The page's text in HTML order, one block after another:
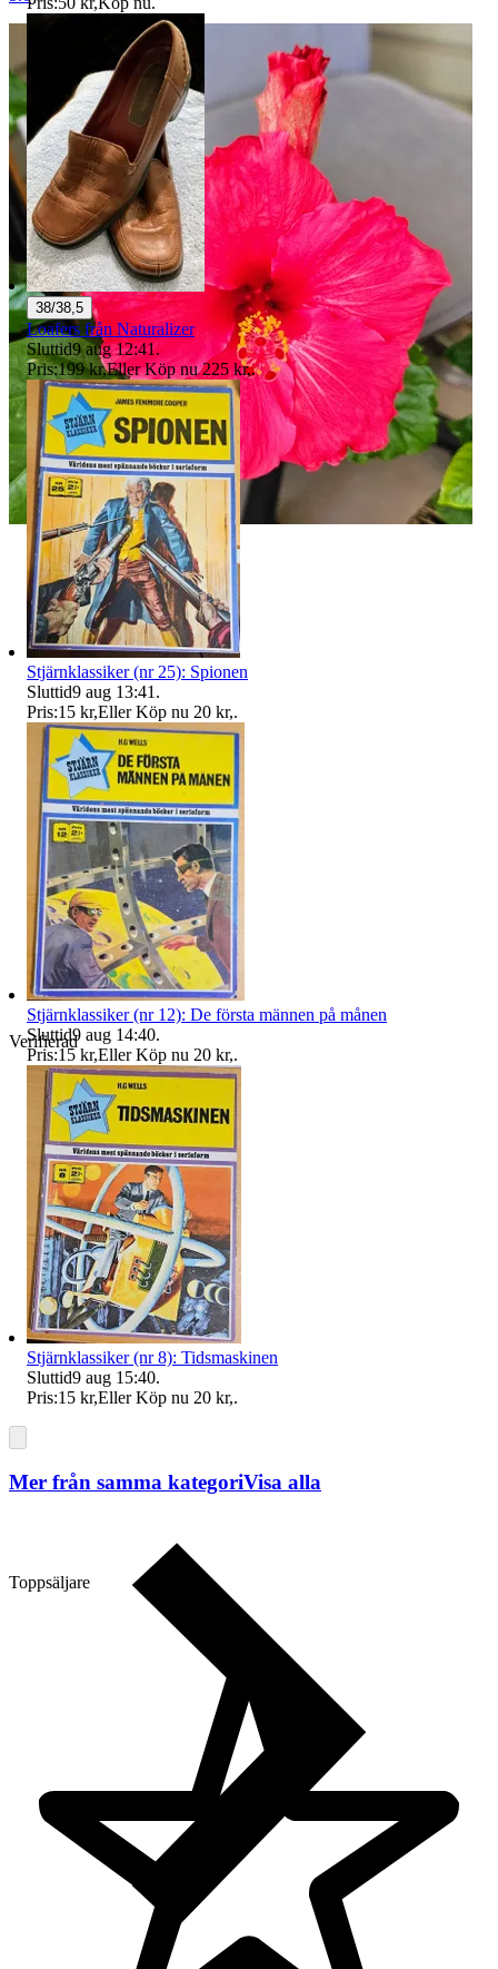
Verifierad
Toppsäljare
38/38,5
Loafers från Naturalizer
Sluttid9 aug 12:41.
Pris:199 kr,Eller Köp nu 225 kr,.
Stjärnklassiker (nr 25): Spionen
Sluttid9 aug 13:41 .
Pris:15 kr,Eller Köp nu 20 kr,.
Stjärnklassiker (nr 12): De första männen på månen
Sluttid9 aug 14:40.
Pris:15 kr,Eller Köp nu 20 kr,.
Stjärnklassiker (nr 8): Tidsmaskinen
Sluttid9 aug 15:40.
Pris:15 kr,Eller Köp nu 20 kr,.
Mer från samma kategoriVisa alla